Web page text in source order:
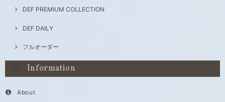
DEF PREMIUM COLLECTION
DEF DAILY
フルオーダー
Information
About